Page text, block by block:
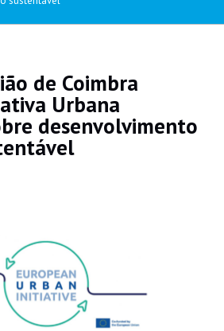
de Coimbra
Urbana
desenvolvimento